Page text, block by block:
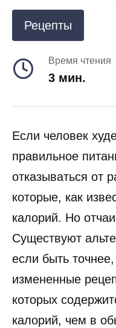
Рецепты
Время чтения
3 мин.
Если человек
правильное
отказываться от
которые, как
калорий. Но
Существуют
если быть
измененные
которых
калорий, чем в